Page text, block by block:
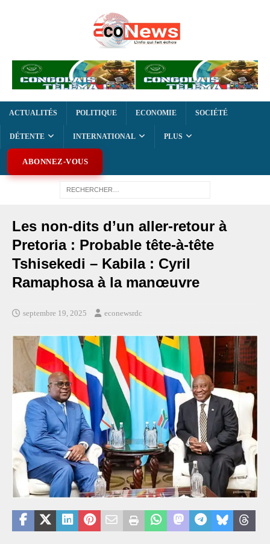
ACTUALITÉS POLITIQUE ECONOMIE SOCIÉTÉ
DÉTENTE INTERNATIONAL PLUS
ABONNEZ-VOUS
Les non-dits d’un aller-retour à
Pretoria : Probable tête-à-tête
Tshisekedi – Kabila : Cyril
Ramaphosa à la manœuvre
septembre 19, 2025 econewsrdc